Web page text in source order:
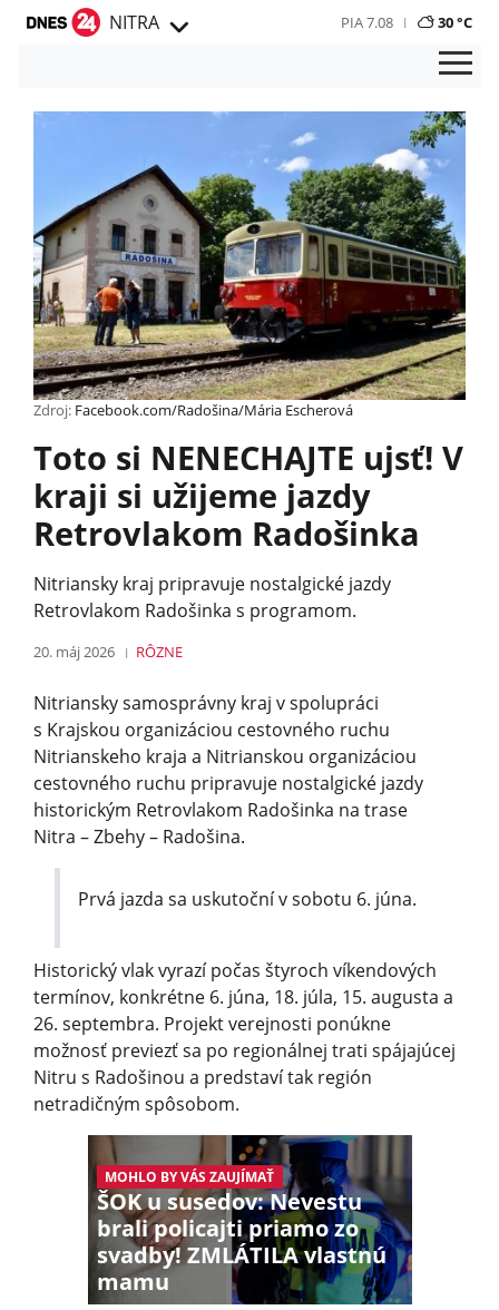
NITRA PIA 7.08 30 °C
Zdroj: Facebook.com/Radošina/Mária Escherová
Toto si NENECHAJTE ujsť! V
kraji si užijeme jazdy
Retrovlakom Radošinka
Nitriansky kraj pripravuje nostalgické jazdy
Retrovlakom Radošinka s programom.
20. máj 2026 RÔZNE
Nitriansky samosprávny kraj v spolupráci
s Krajskou organizáciou cestovného ruchu
Nitrianskeho kraja a Nitrianskou organizáciou
cestovného ruchu pripravuje nostalgické jazdy
historickým Retrovlakom Radošinka na trase
Nitra – Zbehy – Radošina.
Prvá jazda sa uskutoční v sobotu 6. júna.
Historický vlak vyrazí počas štyroch víkendových
termínov, konkrétne 6. júna, 18. júla, 15. augusta a
26. septembra. Projekt verejnosti ponúkne
možnosť previezť sa po regionálnej trati spájajúcej
Nitru s Radošinou a predstaví tak región
netradičným spôsobom.
MOHLO BY VÁS ZAUJÍMAŤ
ŠOK u susedov: Nevestu
brali policajti priamo zo
svadby! ZMLÁTILA vlastnú
mamu